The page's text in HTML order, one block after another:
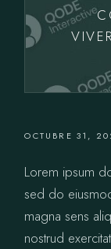
OCTUBRE 31,
Lorem ipsum
sed do
magna sens
nostrud